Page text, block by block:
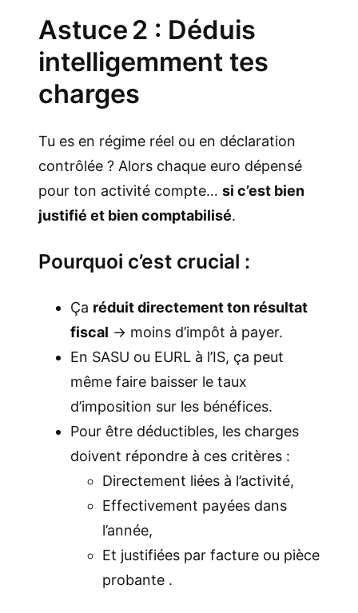
Astuce 2 : Déduis
intelligemment tes
charges
Tu es en régime réel ou en déclaration
contrôlée ? Alors chaque euro dépensé
pour ton activité compte… si c’est bien
justifié et bien comptabilisé.
Pourquoi c’est crucial :
Ça réduit directement ton résultat
fiscal → moins d’impôt à payer.
En SASU ou EURL à l’IS, ça peut
même faire baisser le taux
d’imposition sur les bénéfices.
Pour être déductibles, les charges
doivent répondre à ces critères :
Directement liées à l’activité,
Effectivement payées dans
l’année,
Et justifiées par facture ou pièce
probante .